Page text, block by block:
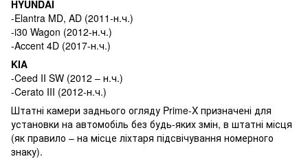
HYUNDAI
-Elantra MD, AD (2011-н.ч.)
-i30 Wagon (2012-н.ч.)
-Accent 4D (2017-н.ч.)
KIA
-Ceed II SW (2012 – н.ч.)
-Cerato III (2012-н.ч.)
Штатні камери заднього огляду Prime-X призначені для
установки на автомобіль без будь-яких змін, в штатні місця
(як правило – на місце ліхтаря підсвічування номерного
знаку).